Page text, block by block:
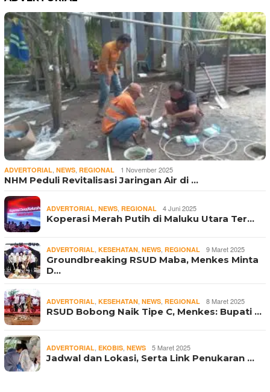
ADVERTORIAL NEWS REGIONAL 1 November 2025
NHM Peduli Revitalisasi Jaringan Air di …
ADVERTORIAL NEWS REGIONAL 4 Juni 2025
Koperasi Merah Putih di Maluku Utara Ter…
ADVERTORIAL KESEHATAN NEWS REGIONAL 9 Maret 2025
Groundbreaking RSUD Maba, Menkes Minta
D…
ADVERTORIAL KESEHATAN NEWS REGIONAL 8 Maret 2025
RSUD Bobong Naik Tipe C, Menkes: Bupati …
ADVERTORIAL EKOBIS NEWS 5 Maret 2025
Jadwal dan Lokasi, Serta Link Penukaran …